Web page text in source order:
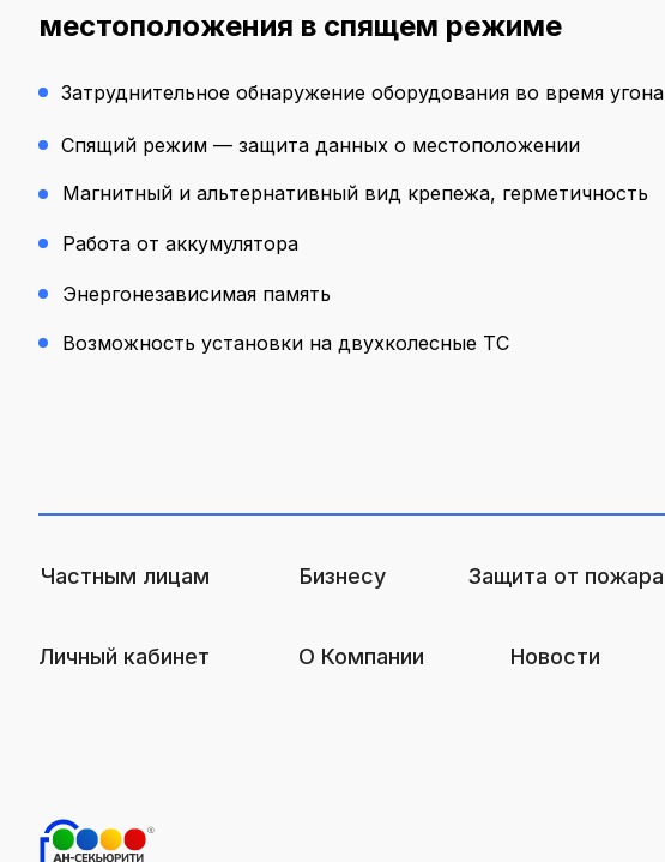
местоположения в спящем режиме
Затруднительное обнаружение оборудования во время угона
Спящий режим — защита данных о местоположении
Энергонезависимая память
Работа от аккумулятора
Возможность установки на двухколесные ТС
Магнитный и альтернативный вид крепежа, герметичность
Частным лицам Бизнесу
Новости
О Компании
Личный кабинет
Защита от пожара